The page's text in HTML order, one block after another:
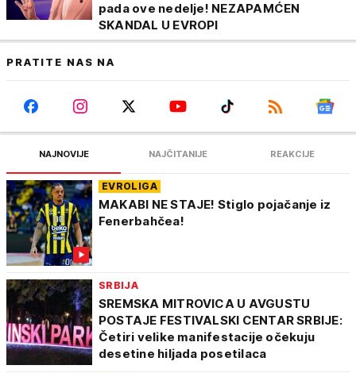
pada ove nedelje! NEZAPAMĆEN
SKANDAL U EVROPI
PRATITE NAS NA
NAJNOVIJE NAJČITANIJE REAKCIJE
EVROLIGA
MAKABI NE STAJE! Stiglo pojačanje iz
Fenerbahčea!
SRBIJA
SREMSKA MITROVICA U AVGUSTU
POSTAJE FESTIVALSKI CENTAR SRBIJE:
Četiri velike manifestacije očekuju
desetine hiljada posetilaca